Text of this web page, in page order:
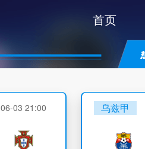
首页
06-03 21:00 乌兹甲